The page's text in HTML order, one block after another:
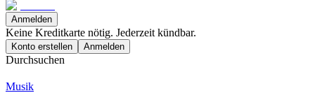
Anmelden
Keine Kreditkarte nötig. Jederzeit kündbar.
Konto erstellen Anmelden
Durchsuchen
Musik